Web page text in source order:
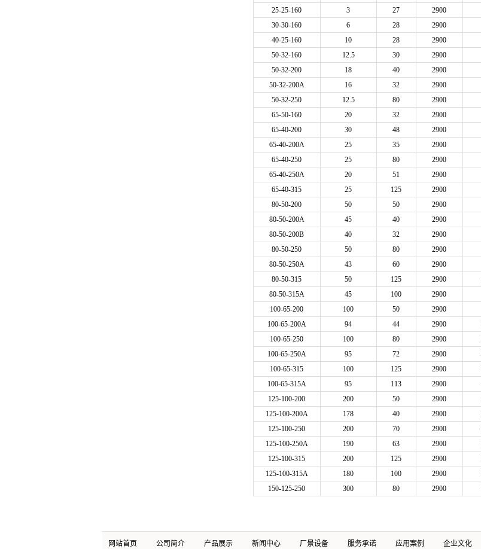
25-25-160
3 27 2900
30-30-160
6 28 2900
40-25-160
10 28 2900
50-32-160
12.5 30 2900
50-32-200
18 40 2900
50-32-200A
16 32 2900
50-32-250
12.5 80 2900
65-50-160
20 32 2900
65-40-200
30 48 2900
65-40-200A
25 35 2900
65-40-250
25 80 2900
65-40-250A
20 51 2900
65-40-315
25 125 2900
80-50-200
50 50 2900
80-50-200A
45 40 2900
80-50-200B
40 32 2900
80-50-250
50 80 2900
80-50-250A
43 60 2900
80-50-315
50 125 2900
80-50-315A
45 100 2900
100-65-200
100 50 2900
100-65-200A
94 44 2900
100-65-250
100 80 2900
100-65-250A
95 72 2900
100-65-315
100 125 2900
100-65-315A
95 113 2900
125-100-200
200 50 2900
125-100-200A
178 40 2900
125-100-250
200 70 2900
125-100-250A
190 63 2900
125-100-315
200 125 2900
125-100-315A
180 100 2900
150-125-250
300 80 2900
网站首页 公司简介 产品展示 新闻中心 厂景设备 服务承诺 应用案例 企业文化